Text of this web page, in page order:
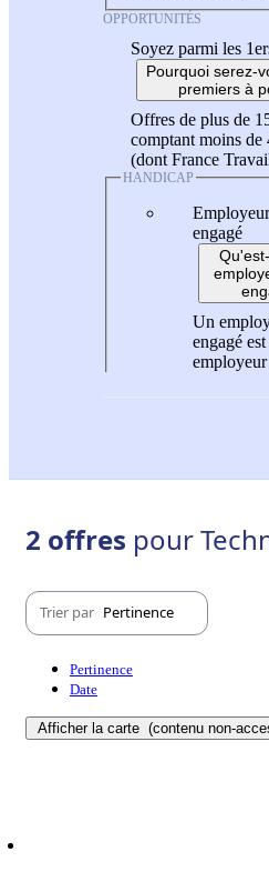
OPPORTUNITÉS
Soyez parmi les
Pourquoi serez-
premiers à
Offres de plus de
comptant moins de
(dont France
HANDICAP
engagé
Un
engagé
2 offres pour
Trier par Pertinence
Pertinence
Date
Afficher la carte (contenu non-